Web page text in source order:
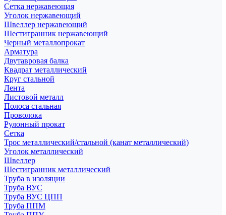
Сетка нержавеющая
Уголок нержавеющий
Швеллер нержавеющий
Шестигранник нержавеющий
Черный металлопрокат
Арматура
Двутавровая балка
Квадрат металлический
Круг стальной
Лента
Листовой металл
Полоса стальная
Проволока
Рулонный прокат
Сетка
Трос металлический/стальной (канат металлический)
Уголок металлический
Швеллер
Шестигранник металлический
Труба в изоляции
Труба ВУС
Труба ВУС ЦПП
Труба ППМ